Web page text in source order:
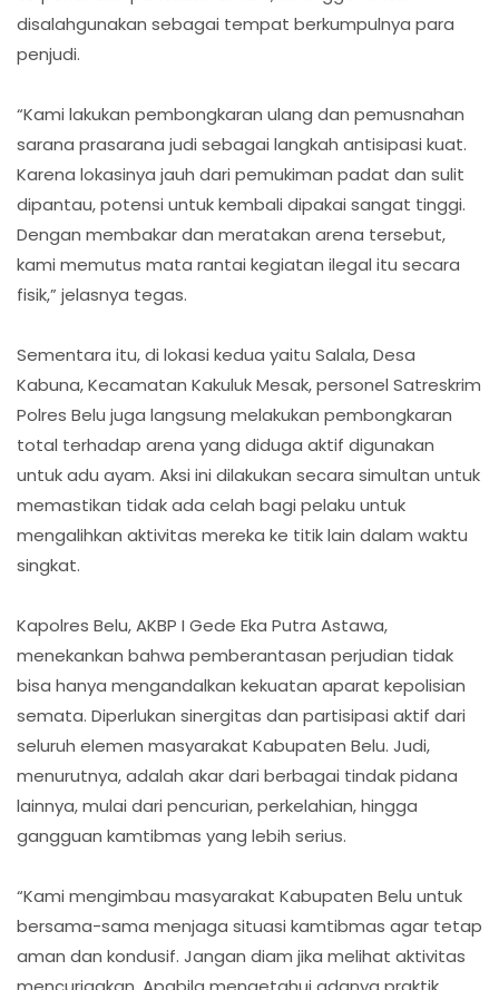
disalahgunakan sebagai tempat berkumpulnya para
penjudi.
“Kami lakukan pembongkaran ulang dan pemusnahan
sarana prasarana judi sebagai langkah antisipasi kuat.
Karena lokasinya jauh dari pemukiman padat dan sulit
dipantau, potensi untuk kembali dipakai sangat tinggi.
Dengan membakar dan meratakan arena tersebut,
kami memutus mata rantai kegiatan ilegal itu secara
fisik,” jelasnya tegas.
Sementara itu, di lokasi kedua yaitu Salala, Desa
Kabuna, Kecamatan Kakuluk Mesak, personel Satreskrim
Polres Belu juga langsung melakukan pembongkaran
total terhadap arena yang diduga aktif digunakan
untuk adu ayam. Aksi ini dilakukan secara simultan untuk
memastikan tidak ada celah bagi pelaku untuk
mengalihkan aktivitas mereka ke titik lain dalam waktu
singkat.
Kapolres Belu, AKBP I Gede Eka Putra Astawa,
menekankan bahwa pemberantasan perjudian tidak
bisa hanya mengandalkan kekuatan aparat kepolisian
semata. Diperlukan sinergitas dan partisipasi aktif dari
seluruh elemen masyarakat Kabupaten Belu. Judi,
menurutnya, adalah akar dari berbagai tindak pidana
lainnya, mulai dari pencurian, perkelahian, hingga
gangguan kamtibmas yang lebih serius.
“Kami mengimbau masyarakat Kabupaten Belu untuk
bersama-sama menjaga situasi kamtibmas agar tetap
aman dan kondusif. Jangan diam jika melihat aktivitas